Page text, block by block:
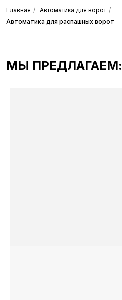
Главная / Автоматика для ворот /
Автоматика для распашных ворот
МЫ ПРЕДЛАГАЕМ: